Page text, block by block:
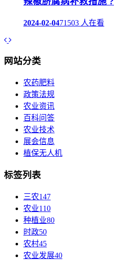
2024-02-0471503 人在看
网站分类
农药肥料
政策法规
农业资讯
百科问答
农业技术
展会信息
植保无人机
标签列表
三农147
农业110
种植业80
时政50
农村45
农业发展40